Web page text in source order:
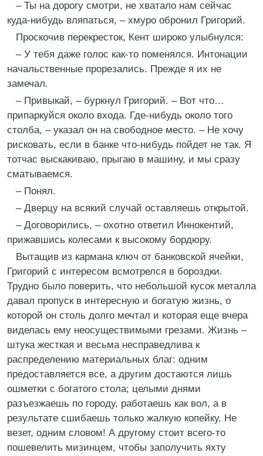
– Ты на дорогу смотри, не хватало нам сейчас
куда-нибудь вляпаться, – хмуро обронил Григорий.
Проскочив перекресток, Кент широко улыбнулся:
– У тебя даже голос как-то поменялся. Интонации
начальственные прорезались. Прежде я их не
замечал.
– Привыкай, – буркнул Григорий. – Вот что…
припаркуйся около входа. Где-нибудь около того
столба, – указал он на свободное место. – Не хочу
рисковать, если в банке что-нибудь пойдет не так. Я
тотчас выскакиваю, прыгаю в машину, и мы сразу
сматываемся.
– Понял.
– Дверцу на всякий случай оставляешь открытой.
– Договорились, – охотно ответил Иннокентий,
прижавшись колесами к высокому бордюру.
Вытащив из кармана ключ от банковской ячейки,
Григорий с интересом всмотрелся в бороздки.
Трудно было поверить, что небольшой кусок металла
давал пропуск в интересную и богатую жизнь, о
которой он столь долго мечтал и которая еще вчера
виделась ему неосуществимыми грезами. Жизнь –
штука жесткая и весьма несправедлива к
распределению материальных благ: одним
предоставляется все, а другим достаются лишь
ошметки с богатого стола; целыми днями
разъезжаешь по городу, работаешь как вол, а в
результате сшибаешь только жалкую копейку. Не
везет, одним словом! А другому стоит всего-то
пошевелить мизинцем, чтобы заполучить яхту